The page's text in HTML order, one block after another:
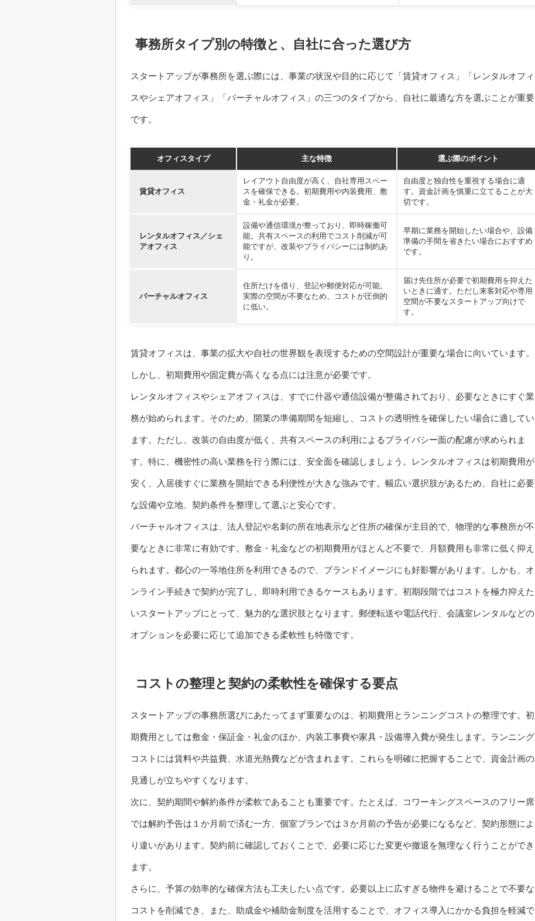
事務所タイプ別の特徴と、自社に合った選び方
スタートアップが事務所を選ぶ際には、事業の状況や目的に応じて「賃貸オフィス」「レンタルオフィ
スやシェアオフィス」「バーチャルオフィス」の三つのタイプから、自社に最適な方を選ぶことが重要
です。
オフィスタイプ 主な特徴 選ぶ際のポイント
賃貸オフィス
レイアウト自由度が高く、自社専用スペー
スを確保できる。初期費用や内装費用、敷
金・礼金が必要。
自由度と独自性を重視する場合に適
す。資金計画を慎重に立てることが大
切です。
レンタルオフィス／シェ
アオフィス
設備や通信環境が整っており、即時稼働可
能。共有スペースの利用でコスト削減が可
能ですが、改装やプライバシーには制約あ
り。
早期に業務を開始したい場合や、設備
準備の手間を省きたい場合におすすめ
です。
バーチャルオフィス
住所だけを借り、登記や郵便対応が可能。
実際の空間が不要なため、コストが圧倒的
に低い。
届け先住所が必要で初期費用を抑えた
いときに適す。ただし来客対応や専用
空間が不要なスタートアップ向けで
す。
賃貸オフィスは、事業の拡大や自社の世界観を表現するための空間設計が重要な場合に向いています。
しかし、初期費用や固定費が高くなる点には注意が必要です。
レンタルオフィスやシェアオフィスは、すでに什器や通信設備が整備されており、必要なときにすぐ業
務が始められます。そのため、開業の準備期間を短縮し、コストの透明性を確保したい場合に適してい
ます。ただし、改装の自由度が低く、共有スペースの利用によるプライバシー面の配慮が求められま
す。特に、機密性の高い業務を行う際には、安全面を確認しましょう。レンタルオフィスは初期費用が
安く、入居後すぐに業務を開始できる利便性が大きな強みです。幅広い選択肢があるため、自社に必要
な設備や立地、契約条件を整理して選ぶと安心です。
バーチャルオフィスは、法人登記や名刺の所在地表示など住所の確保が主目的で、物理的な事務所が不
要なときに非常に有効です。敷金・礼金などの初期費用がほとんど不要で、月額費用も非常に低く抑え
られます。都心の一等地住所を利用できるので、ブランドイメージにも好影響があります。しかも、オ
ンライン手続きで契約が完了し、即時利用できるケースもあります。初期段階ではコストを極力抑えた
いスタートアップにとって、魅力的な選択肢となります。郵便転送や電話代行、会議室レンタルなどの
オプションを必要に応じて追加できる柔軟性も特徴です。
コストの整理と契約の柔軟性を確保する要点
スタートアップの事務所選びにあたってまず重要なのは、初期費用とランニングコストの整理です。初
期費用としては敷金・保証金・礼金のほか、内装工事費や家具・設備導入費が発生します。ランニング
コストには賃料や共益費、水道光熱費などが含まれます。これらを明確に把握することで、資金計画の
見通しが立ちやすくなります。
次に、契約期間や解約条件が柔軟であることも重要です。たとえば、コワーキングスペースのフリー席
では解約予告は１か月前で済む一方、個室プランでは３か月前の予告が必要になるなど、契約形態によ
り違いがあります。契約前に確認しておくことで、必要に応じた変更や撤退を無理なく行うことができ
ます。
さらに、予算の効率的な確保方法も工夫したい点です。必要以上に広すぎる物件を避けることで不要な
コストを削減でき、また、助成金や補助金制度を活用することで、オフィス導入にかかる負担を軽減で